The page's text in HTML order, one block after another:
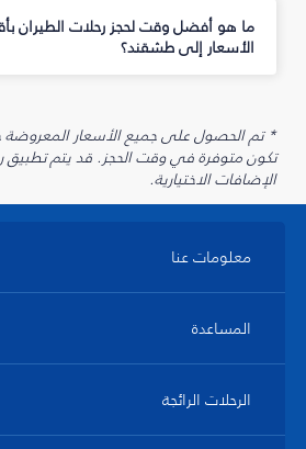
ما هو أفضل وقت لحجز رحلات الطيران
الأسعار إلى طشقند؟
تكون متوفرة في وقت الحجز. قد يتم
الإضافات الاختيارية.
معلومات عنا
المساعدة
الرحلات الرائجة